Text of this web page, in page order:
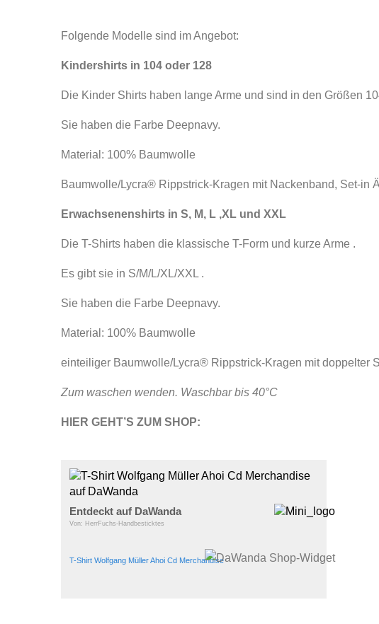
Folgende Modelle sind im Angebot:
Kindershirts in 104 oder 128
Die Kinder Shirts haben lange Arme und sind in den Größen
Sie haben die Farbe Deepnavy.
Material: 100% Baumwolle
Baumwolle/Lycra® Rippstrick-Kragen mit Nackenband, Set-in
Erwachsenenshirts in S, M, L ,XL und XXL
Die T-Shirts haben die klassische T-Form und kurze Arme .
Es gibt sie in S/M/L/XL/XXL .
Sie haben die Farbe Deepnavy.
Material: 100% Baumwolle
einteiliger Baumwolle/Lycra® Rippstrick-Kragen mit doppelter
Zum waschen wenden. Waschbar bis 40°C
HIER GEHT’S ZUM SHOP:
Entdeckt auf DaWanda
Von: HerrFuchs-Handbesticktes
T-Shirt Wolfgang Müller Ahoi Cd Merchandise